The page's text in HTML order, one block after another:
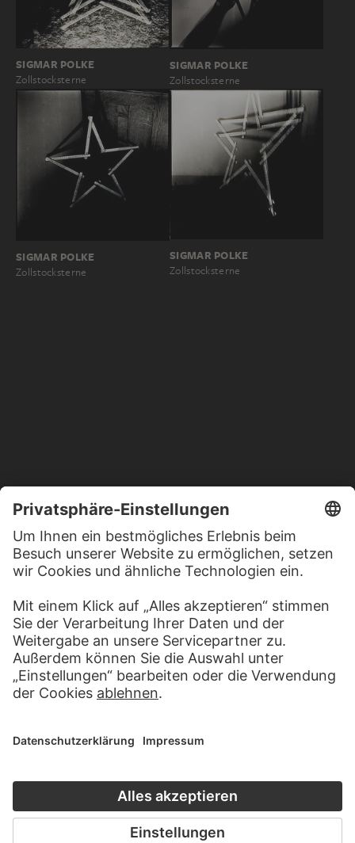
SIGMAR POLKE
Zollstocksterne
SIGMAR POLKE
Zollstocksterne
SIGMAR POLKE
Zollstocksterne
SIGMAR POLKE
Zollstocksterne